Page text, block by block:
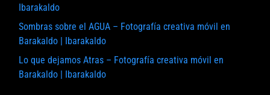
Ibarakaldo
Sombras sobre el AGUA – Fotografía creativa móvil en
Barakaldo | Ibarakaldo
Lo que dejamos Atras – Fotografía creativa móvil en
Barakaldo | Ibarakaldo